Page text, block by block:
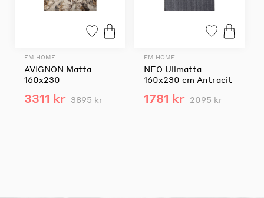
EM HOME
AVIGNON Matta
160x230
3311 kr 3895 kr
EM HOME
NEO Ullmatta
160x230 cm Antracit
1781 kr 2095 kr